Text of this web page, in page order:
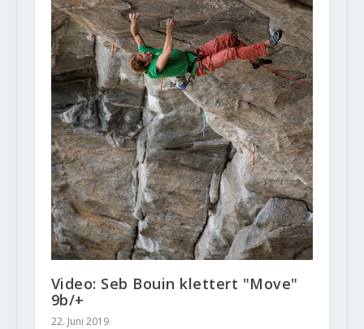
Video: Seb Bouin klettert "Move"
9b/+
22. Juni 2019